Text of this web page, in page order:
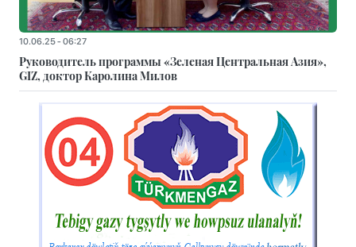
10.06.25 - 06:27
Руководитель программы «Зеленая Центральная Азия»,
GIZ, доктор Каролина Милов